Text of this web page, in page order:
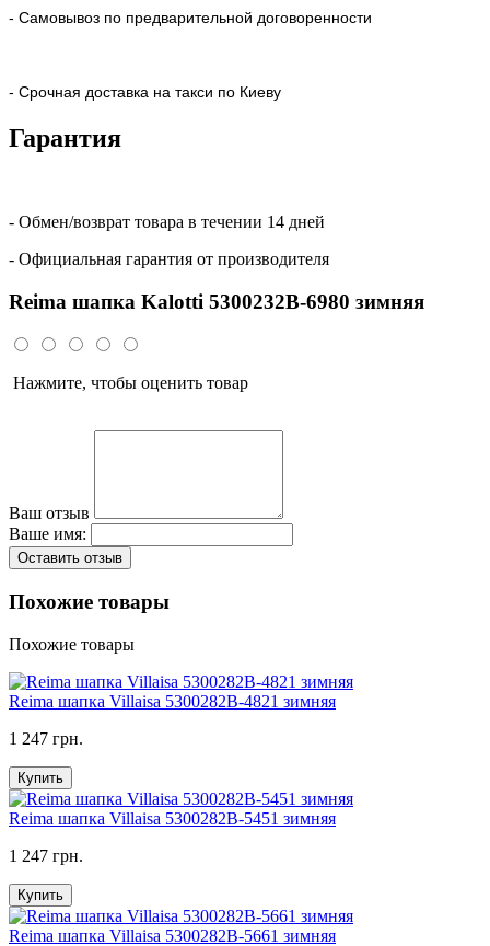
- Самовывоз по предварительной договоренности
- Срочная доставка на такси по Киеву
Гарантия
- Обмен/возврат товара в течении 14 дней
- Официальная гарантия от производителя
Reima шапка Kalotti 5300232B-6980 зимняя
Нажмите, чтобы оценить товар
Ваш отзыв
Ваше имя:
Оставить отзыв
Похожие товары
Похожие товары
Reima шапка Villaisa 5300282B-4821 зимняя
1 247 грн.
Купить
Reima шапка Villaisa 5300282B-5451 зимняя
1 247 грн.
Купить
Reima шапка Villaisa 5300282B-5661 зимняя